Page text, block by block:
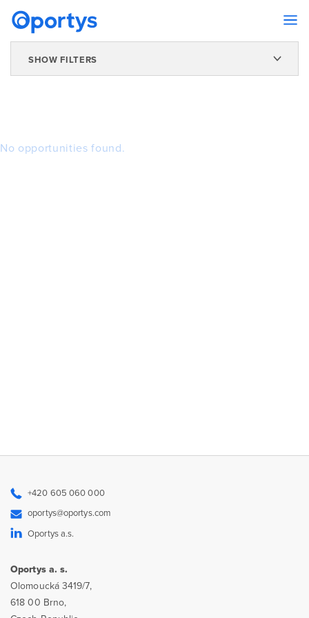
SHOW FILTERS
No opportunities found.
+420 605 060 000
oportys@oportys.com
Oportys a.s.
Oportys a. s.
Olomoucká 3419/7,
618 00 Brno,